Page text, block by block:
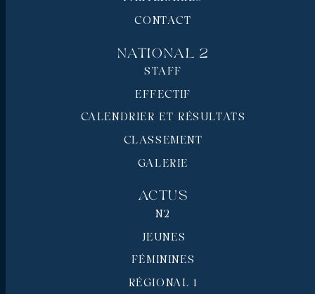
CONTACT
National 2
STAFF
EFFECTIF
CALENDRIER ET RÉSULTATS
CLASSEMENT
GALERIE
Actus
N2
JEUNES
FÉMININES
RÉGIONAL 1